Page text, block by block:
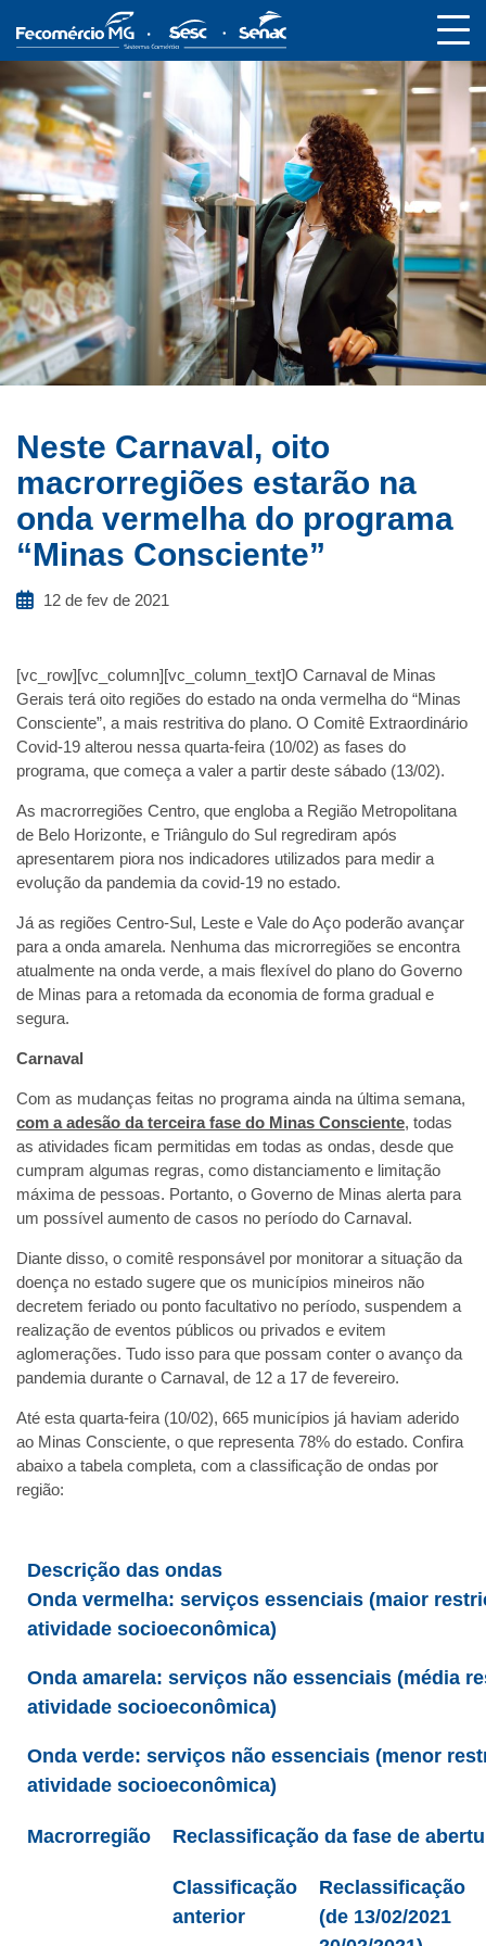
Neste Carnaval, oito
macrorregiões estarão na
onda vermelha do programa
“Minas Consciente”
12 de fev de 2021
[vc_row][vc_column][vc_column_text]O Carnaval de Minas
Gerais terá oito regiões do estado na onda vermelha do “Minas
Consciente”, a mais restritiva do plano. O Comitê Extraordinário
Covid-19 alterou nessa quarta-feira (10/02) as fases do
programa, que começa a valer a partir deste sábado (13/02).
As macrorregiões Centro, que engloba a Região Metropolitana
de Belo Horizonte, e Triângulo do Sul regrediram após
apresentarem piora nos indicadores utilizados para medir a
evolução da pandemia da covid-19 no estado.
Já as regiões Centro-Sul, Leste e Vale do Aço poderão avançar
para a onda amarela. Nenhuma das microrregiões se encontra
atualmente na onda verde, a mais flexível do plano do Governo
de Minas para a retomada da economia de forma gradual e
segura.
Carnaval
Com as mudanças feitas no programa ainda na última semana,
com a adesão da terceira fase do Minas Consciente, todas
as atividades ficam permitidas em todas as ondas, desde que
cumpram algumas regras, como distanciamento e limitação
máxima de pessoas. Portanto, o Governo de Minas alerta para
um possível aumento de casos no período do Carnaval.
Diante disso, o comitê responsável por monitorar a situação da
doença no estado sugere que os municípios mineiros não
decretem feriado ou ponto facultativo no período, suspendem a
realização de eventos públicos ou privados e evitem
aglomerações. Tudo isso para que possam conter o avanço da
pandemia durante o Carnaval, de 12 a 17 de fevereiro.
Até esta quarta-feira (10/02), 665 municípios já haviam aderido
ao Minas Consciente, o que representa 78% do estado. Confira
abaixo a tabela completa, com a classificação de ondas por
região:
Descrição das ondas
Onda vermelha: serviços essenciais (maior
atividade socioeconômica)
Onda amarela: serviços não essenciais (média
atividade socioeconômica)
Onda verde: serviços não essenciais (menor
atividade socioeconômica)
Macrorregião Reclassificação da fase de
Classificação
anterior
Reclassificação
(de 13/02/2021